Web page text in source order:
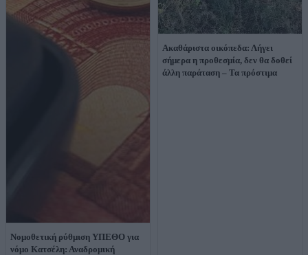
Νομοθετική ρύθμιση ΥΠΕΘΟ για
νόμο Κατσέλη: Αναδρομική
Ακαθάριστα οικόπεδα: Λήγει
σήμερα η προθεσμία, δεν θα δοθεί
άλλη παράταση – Τα πρόστιμα